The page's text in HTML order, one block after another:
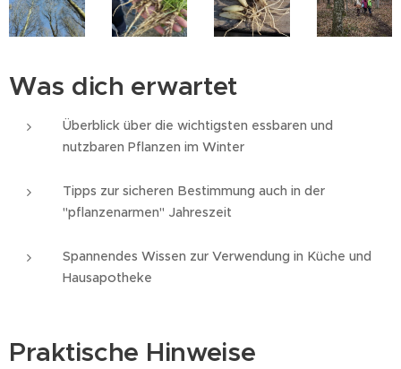
Was dich erwartet
Überblick über die wichtigsten essbaren und
nutzbaren Pflanzen im Winter
Tipps zur sicheren Bestimmung auch in der
"pflanzenarmen" Jahreszeit
Spannendes Wissen zur Verwendung in Küche und
Hausapotheke
Praktische Hinweise